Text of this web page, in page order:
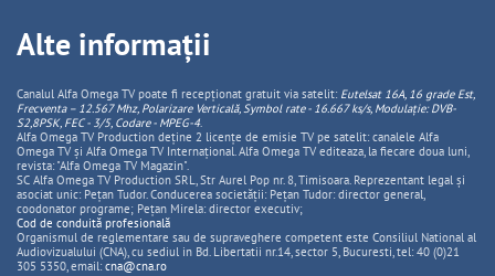
Alte informații
Canalul Alfa Omega TV poate fi recepționat gratuit via satelit: Eutelsat 16A, 16 grade Est,
Frecventa – 12.567 Mhz, PolarizareVerticală, Symbol rate - 16.667 ks/s, Modulație: DVB-
S2,8PSK, FEC - 3/5, Codare - MPEG-4.
Alfa Omega TV Production deține 2 licențe de emisie TV pe satelit: canalele Alfa
Omega TV și Alfa Omega TV Internațional. Alfa Omega TV editeaza, la fiecare doua luni,
revista: "Alfa Omega TV Magazin".
SC Alfa Omega TV Production SRL, Str Aurel Pop nr. 8, Timisoara. Reprezentant legal și
asociat unic: Pețan Tudor. Conducerea societății: Pețan Tudor: director general,
coodonator programe; Pețan Mirela: director executiv;
Cod de conduită profesională
Organismul de reglementare sau de supraveghere competent este Consiliul National al
Audiovizualului (CNA), cu sediul in Bd. Libertatii nr.14, sector 5, Bucuresti, tel: 40 (0)21
305 5350, email: cna@cna.ro